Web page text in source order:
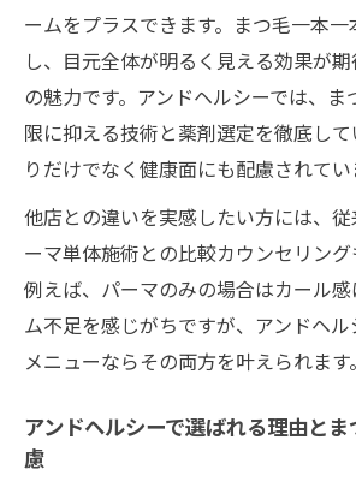
比較ポイント
アンドヘルシーと通常パー
の違い解説
エクステパーマとの違いを
ンドヘルシー
アンドヘルシーの技術順と
さを比較
口コミで語られるまつ毛パ
ルシーの違い
忙しい毎日でも続く理想の目元
ツ
ームをプラスできます。まつ毛一本
し、目元全体が明るく見える効果が
の魅力です。アンドヘルシーでは、
限に抑える技術と薬剤選定を徹底し
りだけでなく健康面にも配慮されてい
他店との違いを実感したい方には、
ーマ単体施術との比較カウンセリング
例えば、パーマのみの場合はカール
ム不足を感じがちですが、アンドヘ
メニューならその両方を叶えられます。
アンドヘルシーで選ばれる理由と
慮